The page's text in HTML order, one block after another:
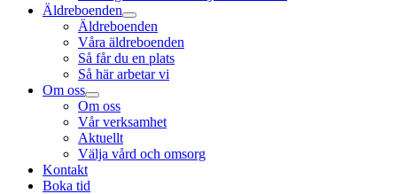
Äldreboenden
Äldreboenden
Våra äldreboenden
Så får du en plats
Så här arbetar vi
Om oss
Om oss
Vår verksamhet
Aktuellt
Välja vård och omsorg
Kontakt
Boka tid